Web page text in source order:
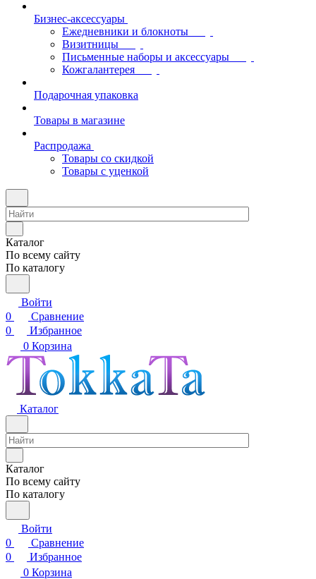
Бизнес-аксессуары
Ежедневники и блокноты
Визитницы
Письменные наборы и аксессуары
Кожгалантерея
Подарочная упаковка
Товары в магазине
Распродажа
Товары со скидкой
Товары с уценкой
Каталог
По всему сайту
По каталогу
Войти
0
Сравнение
0
Избранное
0 Корзина
Каталог
Каталог
По всему сайту
По каталогу
Войти
0
Сравнение
0
Избранное
0 Корзина